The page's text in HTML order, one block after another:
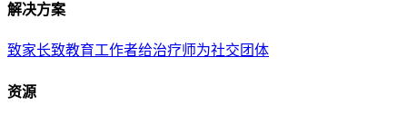
解决方案
致家长致教育工作者给治疗师为社交团体
资源